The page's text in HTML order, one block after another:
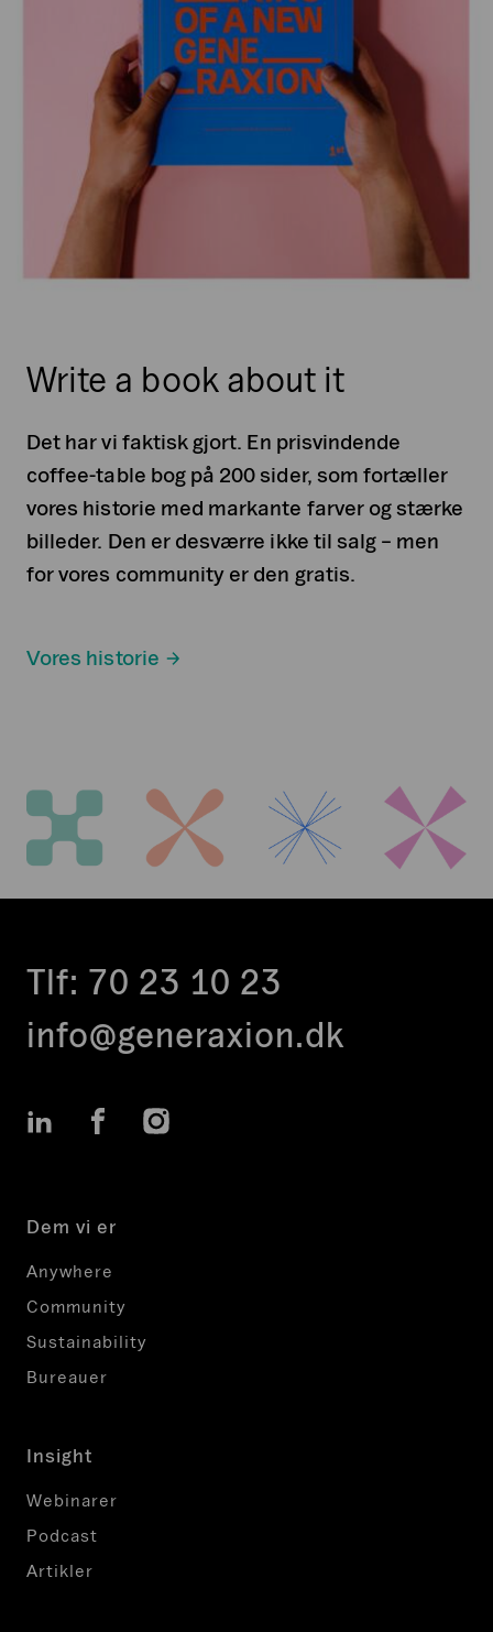
Write a book about it
Det har vi faktisk gjort. En prisvindende
coffee-table bog på 200 sider, som fortæller
vores historie med markante farver og stærke
billeder. Den er desværre ikke til salg – men
for vores community er den gratis.
Vores historie
Tlf: 70 23 10 23
info@generaxion.dk
LinkedInFacebookInstagram
Dem vi er
Anywhere
Community
Sustainability
Bureauer
Insight
Webinarer
Podcast
Artikler